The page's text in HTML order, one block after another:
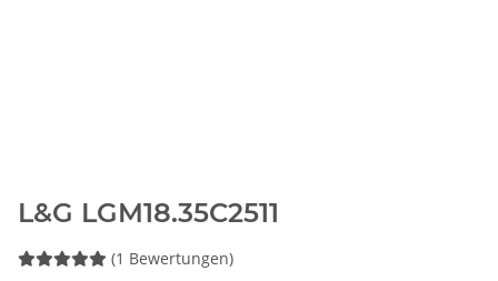
L&G LGM18.35C2511
(1 Bewertungen)